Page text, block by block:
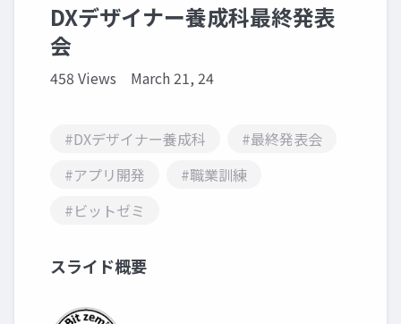
DXデザイナー養成科最終発表
会
458 Views March 21, 24
#DXデザイナー養成科
#最終発表会
#アプリ開発
#職業訓練
#ビットゼミ
スライド概要